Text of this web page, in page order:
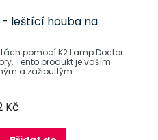
- leštící houba na
pomocí K2 Lamp Doctor
Tento produkt je vaším
a zažloutlým
Kč